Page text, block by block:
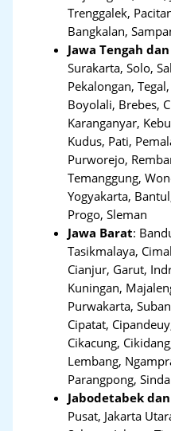
Trenggalek,
Bangkalan,
Jawa Tengah
Surakarta, Solo,
Pekalongan,
Boyolali, Brebes,
Karanganyar,
Kudus, Pati,
Purworejo,
Temanggung,
Yogyakarta,
Progo, Sleman
Jawa Barat:
Tasikmalaya,
Cianjur, Garut,
Kuningan,
Purwakarta,
Cipatat,
Cikacung,
Lembang,
Parangpong,
Jabodetabek
Pusat, Jakarta